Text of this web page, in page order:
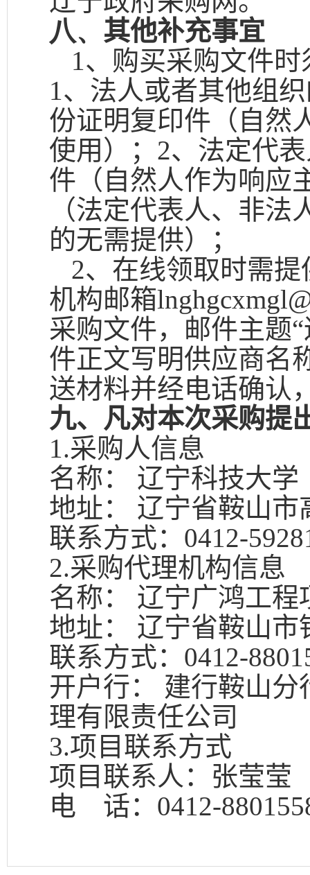
八、 其他补充事宜
1、购买采购文件
1、法人或者其他组
份证明复印件（自然
使用）； 2、法定代
件（自然人作为响应
（法定代表人、非
的无需提供）；
2、在线领取时需
机构邮箱
采购文件，邮件主题
件正文写明供应商名
送材料并经电话确认
九、凡对本次采购提
1.采购人信息
名称： 辽宁科技大学
地址： 辽宁省鞍山市
联系方式： 0412-
2.采购代理机构信息
名称： 辽宁广鸿工程
地址： 辽宁省鞍山市
联系方式： 0412-
开户行： 建行鞍山分
理有限责任公司
3.项目联系方式
项目联系人：张莹莹
电 话： 0412-